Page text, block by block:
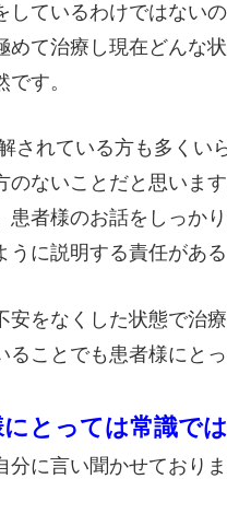
しているわけではない
めて治療し現在どんな
す。
されている方も多くい
ないことだと思います
者様のお話をしっかり
に説明する責任がある
をなくした状態で治
ことでも患者様にと
とっては常識では
に言い聞かせておりま